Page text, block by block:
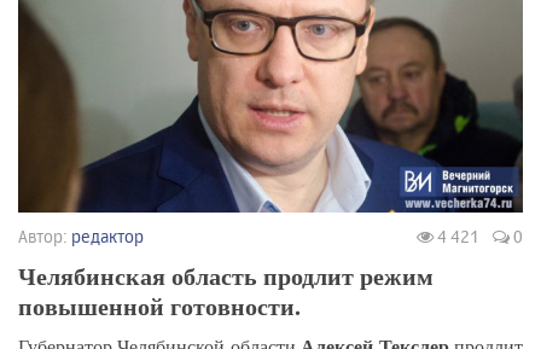
Автор: редактор 4 421 0
Челябинская область продлит режим
повышенной готовности.